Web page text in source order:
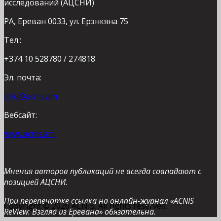
исследований (АЦСНИ)
РА, Ереван 0033, ул. Ерзнкяна 75
Тел.:
+374 10 528780 / 274818
Эл. почта:
info@acnis.am
Вебсайт:
www.acnis.am
Мнения авторов публикаций не всегда совпадают с
позицией АЦСНИ.
При перепечатке ссылка на онлайн-журнал «ACNIS
ReView: Взгляд из Еревана» обязательна.
Copyright © 2026 ACNIS. All rights reserved.